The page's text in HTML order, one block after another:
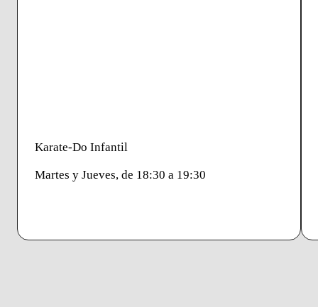
Karate-Do Infantil
Martes y Jueves, de 18:30 a 19:30